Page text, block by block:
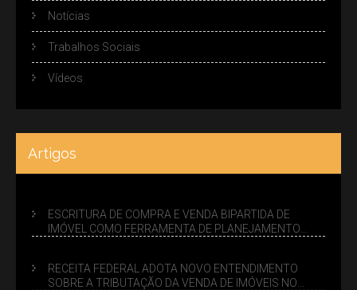
Notícias
Trabalhos Sociais
Vídeos
Artigos
ESCRITURA DE COMPRA E VENDA BIPARTIDA DE
IMÓVEL COMO FERRAMENTA DE PLANEJAMENTO
RECEITA FEDERAL ADOTA NOVO ENTENDIMENTO
SOBRE A TRIBUTAÇÃO DA VENDA DE IMÓVEIS NO